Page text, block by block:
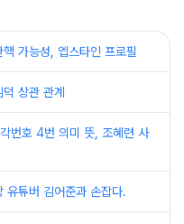
가능성, 엡스타인 프로필
상관 관계
번호 4번 의미 뜻, 조혜련 사
유튜버 김어준과 손잡다.